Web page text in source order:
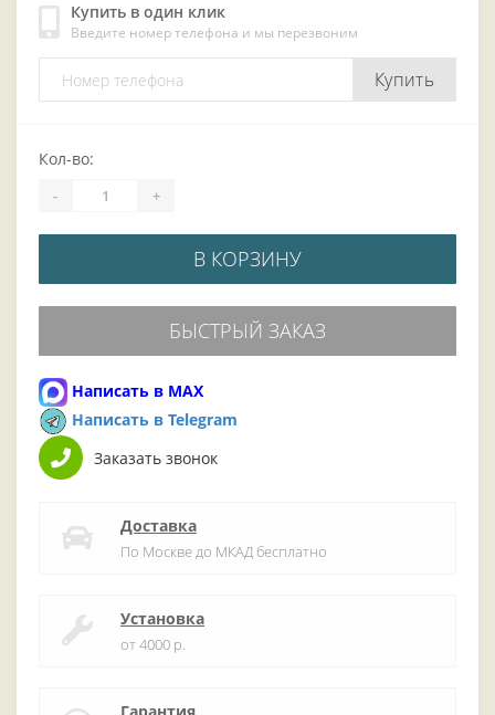
Купить в один клик
Введите номер телефона и мы перезвоним
Купить
Кол-во:
- +
В КОРЗИНУ
БЫСТРЫЙ ЗАКАЗ
Написать в MAX
Написать в Telegram
Заказать звонок
Доставка
По Москве до МКАД бесплатно
Установка
от 4000 р.